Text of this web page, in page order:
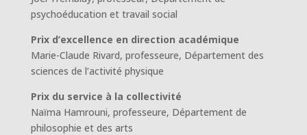
psychoéducation et travail social
Prix d’excellence en direction académique
Marie-Claude Rivard, professeure, Département des
sciences de l’activité physique
Prix du service à la collectivité
Naïma Hamrouni, professeure, Département de
philosophie et des arts